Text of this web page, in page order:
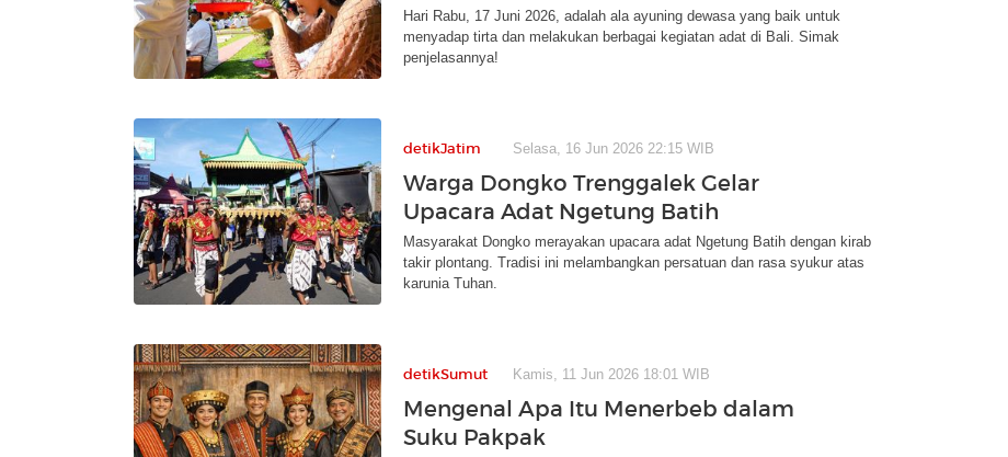
Hari Rabu, 17 Juni 2026, adalah ala ayuning dewasa yang baik untuk
menyadap tirta dan melakukan berbagai kegiatan adat di Bali. Simak
penjelasannya!
detikJatim Selasa, 16 Jun 2026 22:15 WIB
Warga Dongko Trenggalek Gelar
Upacara Adat Ngetung Batih
Masyarakat Dongko merayakan upacara adat Ngetung Batih dengan kirab
takir plontang. Tradisi ini melambangkan persatuan dan rasa syukur atas
karunia Tuhan.
detikSumut Kamis, 11 Jun 2026 18:01 WIB
Mengenal Apa Itu Menerbeb dalam
Suku Pakpak